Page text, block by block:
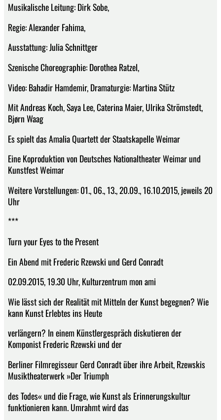
Musikalische Leitung: Dirk Sobe,
Regie: Alexander Fahima,
Ausstattung: Julia Schnittger
Szenische Choreographie: Dorothea Ratzel,
Video: Bahadir Hamdemir, Dramaturgie: Martina Stütz
Mit Andreas Koch, Saya Lee, Caterina Maier, Ulrika Strömstedt,
Bjørn Waag
Es spielt das Amalia Quartett der Staatskapelle Weimar
Eine Koproduktion von Deutsches Nationaltheater Weimar und
Kunstfest Weimar
Weitere Vorstellungen: 01., 06., 13., 20.09., 16.10.2015, jeweils 20
Uhr
***
Turn your Eyes to the Present
Ein Abend mit Frederic Rzewski und Gerd Conradt
02.09.2015, 19.30 Uhr, Kulturzentrum mon ami
Wie lässt sich der Realität mit Mitteln der Kunst begegnen? Wie
kann Kunst Erlebtes ins Heute
verlängern? In einem Künstlergespräch diskutieren der
Komponist Frederic Rzewski und der
Berliner Filmregisseur Gerd Conradt über ihre Arbeit, Rzewskis
Musiktheaterwerk »Der Triumph
des Todes« und die Frage, wie Kunst als Erinnerungskultur
funktionieren kann. Umrahmt wird das